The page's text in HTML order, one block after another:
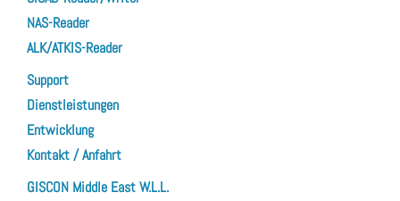
NAS-Reader
ALK/ATKIS-Reader
Support
Dienstleistungen
Entwicklung
Kontakt / Anfahrt
GISCON Middle East W.L.L.